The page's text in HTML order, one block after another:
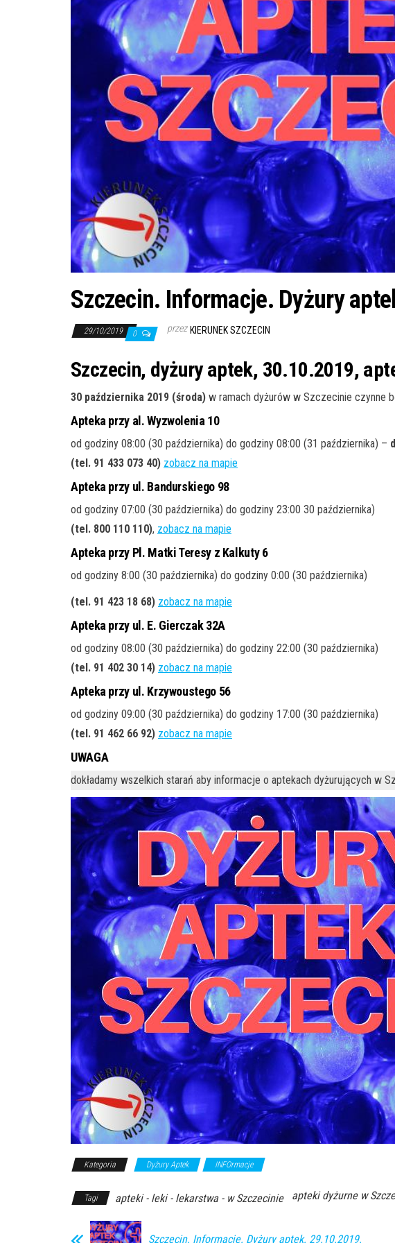
Szczecin. Informacje. Dyżury
29/10/2019 0 przez KIERUNEK SZCZECIN
Szczecin, dyżury aptek, 30.10.2019,
30 października 2019 (środa) w ramach dyżurów w Szczecinie czynne
Apteka przy al. Wyzwolenia 10
od godziny 08:00 (30 października) do godziny 08:00 (31 października) –
(tel. 91 433 073 40) zobacz na mapie
Apteka przy ul. Bandurskiego 98
od godziny 07:00 (30 października) do godziny 23:00 30 października)
(tel. 800 110 110), zobacz na mapie
Apteka przy Pl. Matki Teresy z Kalkuty 6
od godziny 8:00 (30 października) do godziny 0:00 (30 października)
(tel. 91 423 18 68) zobacz na mapie
Apteka przy ul. E. Gierczak 32A
od godziny 08:00 (30 października) do godziny 22:00 (30 października)
(tel. 91 402 30 14) zobacz na mapie
Apteka przy ul. Krzywoustego 56
od godziny 09:00 (30 października) do godziny 17:00 (30 października)
(tel. 91 462 66 92) zobacz na mapie
UWAGA
dokładamy wszelkich starań aby informacje o aptekach dyżurujących w
Kategoria Dyżury Aptek INFOrmacje
Tagi apteki - leki - lekarstwa - w Szczecinie apteki dyżurne w
Szczecin. Informacje. Dyżury aptek. 29.10.2019.